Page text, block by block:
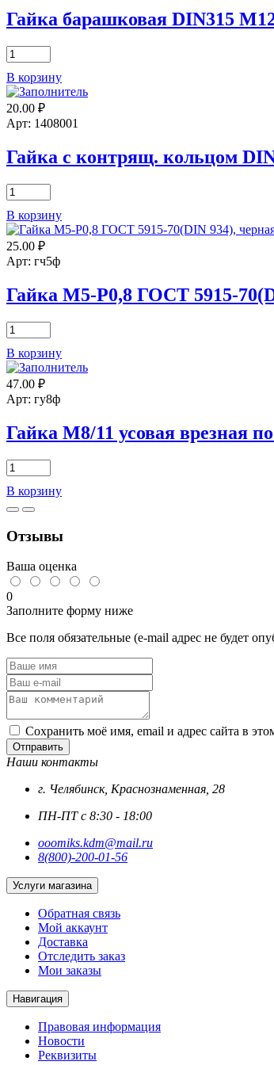
(20шт)
Гайка барашковая DIN315
Количество
товара
Гайка
барашковая
DIN315
М12,
пак.
(1шт)
В корзину
20.00 ₽
Арт: 1408001
Гайка с контрящ. кольцом
Количество
товара
Гайка
с
контрящ.
кольцом
М4,
цинк
(18шт)
В корзину
25.00 ₽
Арт: гч5ф
Гайка М5-Р0,8 ГОСТ 5915-
Количество
товара
Гайка
М5-
Р0,8
ГОСТ
70(DIN
934),
(100шт)
В корзину
47.00 ₽
Арт: гу8ф
Гайка М8/11 усовая врезная
Количество
товара
Гайка
М8/11
врезная
дереву
DIN
1624
(10шт)
В корзину
Отзывы
Ваша оценка
0
Заполните форму ниже
Все поля обязательные (e-mail адрес не будет
Сохранить моё имя, email и адрес сайта в
Отправить
Наши контакты
г. Челябинск, Краснознаменная, 28
ПН-ПТ с 8:30 - 18:00
ooomiks.kdm@mail.ru
8(800)-200-01-56
Услуги магазина
Обратная связь
Мой аккаунт
Доставка
Отследить заказ
Мои заказы
Навигация
Правовая информация
Новости
Реквизиты